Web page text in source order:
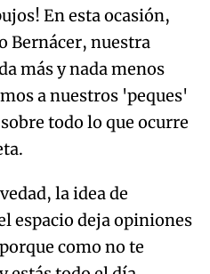
En esta ocasión,
Bernácer, nuestra
más y nada menos
a nuestros 'peques'
todo lo que ocurre
la idea de
espacio deja opiniones
como no te